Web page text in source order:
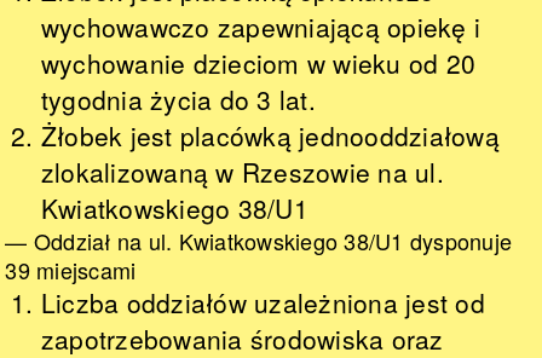
wychowawczo zapewniającą opiekę i
wychowanie dzieciom w wieku od 20
tygodnia życia do 3 lat.
Żłobek jest placówką jednooddziałową
zlokalizowaną w Rzeszowie na ul.
Kwiatkowskiego 38/U1
— Oddział na ul. Kwiatkowskiego 38/U1 dysponuje
39 miejscami
Liczba oddziałów uzależniona jest od
zapotrzebowania środowiska oraz